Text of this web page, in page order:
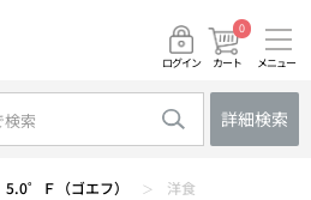
ログイン カート
0
メニュー
詳細検索
5.0゜Ｆ（ゴエフ） ＞ 洋食